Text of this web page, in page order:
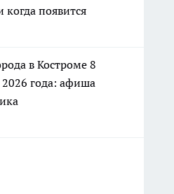
когда появится
в Костроме 8
2026 года: афиша